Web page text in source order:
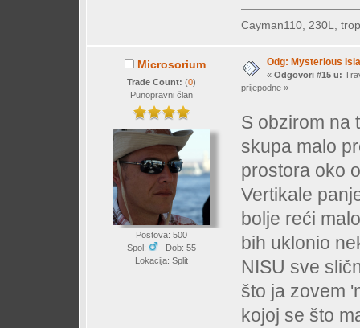
Cayman110, 230L,
Microsorium
Trade Count: (0)
Punopravni član
Postova: 500
Spol:
Dob: 55
Lokacija: Split
Odg: Mysterious
« Odgovori #15 u:
prijepodne »
S obzirom na
skupa malo
prostora oko
Vertikale
bolje reći
bih uklonio
NISU sve
što ja zovem
kojoj se što